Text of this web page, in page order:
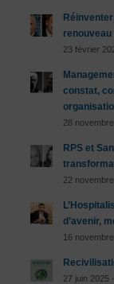
23 février
constat,
28
RPS et
22
d’avenir,
16
27 juin 2025